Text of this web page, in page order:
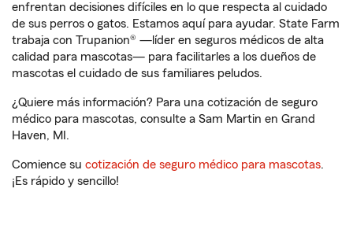
enfrentan decisiones difíciles en lo que respecta al cuidado
de sus perros o gatos. Estamos aquí para ayudar. State Farm
trabaja con Trupanion® —líder en seguros médicos de alta
calidad para mascotas— para facilitarles a los dueños de
mascotas el cuidado de sus familiares peludos.
¿Quiere más información? Para una cotización de seguro
médico para mascotas, consulte a Sam Martin en Grand
Haven, MI.
Comience su cotización de seguro médico para mascotas.
¡Es rápido y sencillo!